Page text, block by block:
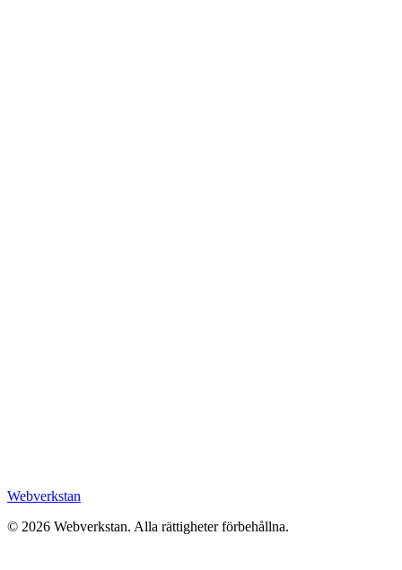
Webverkstan
© 2026 Webverkstan. Alla rättigheter förbehållna.